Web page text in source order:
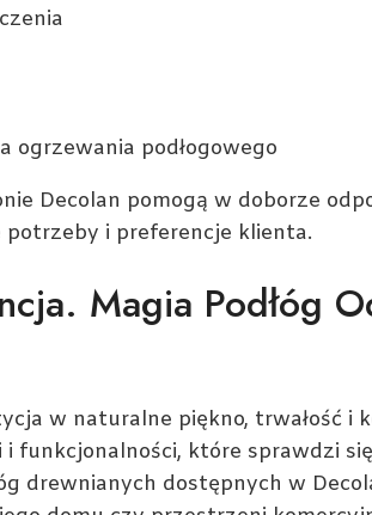
ogrzewania podłogowego
Decolan pomogą w doborze
i preferencje klienta.
Magia Podłóg
w naturalne piękno, trwałość i
i funkcjonalności, które sprawdzi
drewnianych dostępnych w